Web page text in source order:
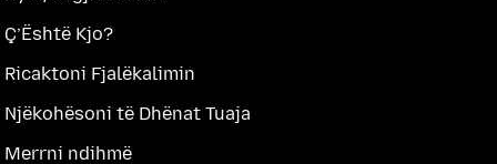
Ç’Është Kjo?
Ricaktoni Fjalëkalimin
Njëkohësoni të Dhënat Tuaja
Merrni ndihmë